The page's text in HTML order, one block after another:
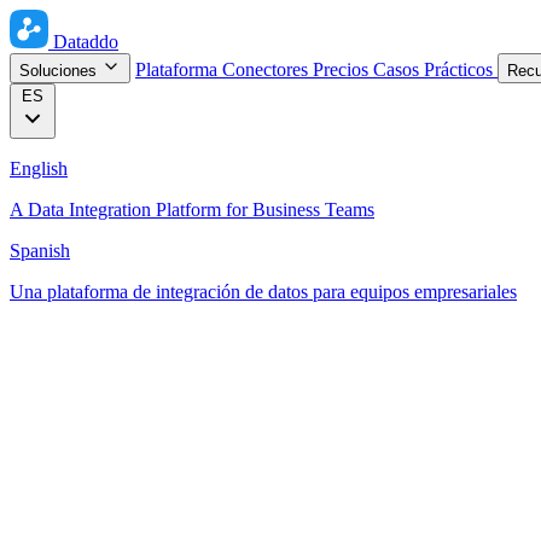
Dataddo
Soluciones Plataforma Conectores Precios Casos Prácticos
ES
English
A Data Integration Platform for Business Teams
Spanish
Una plataforma de integración de datos para equipos empresariales